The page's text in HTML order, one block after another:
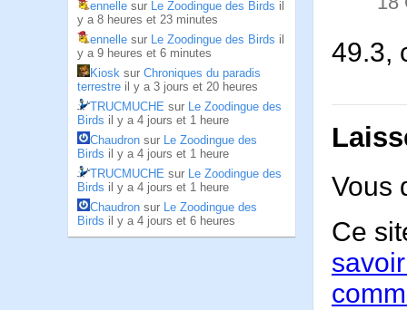
ennelle sur Le Zoodingue des Birds il
y a 8 heures et 23 minutes
ennelle sur Le Zoodingue des Birds il
y a 9 heures et 6 minutes
Kiosk sur Chroniques du paradis
terrestre il y a 3 jours et 20 heures
TRUCMUCHE sur Le Zoodingue des
Birds il y a 4 jours et 1 heure
Chaudron sur Le Zoodingue des
Birds il y a 4 jours et 1 heure
TRUCMUCHE sur Le Zoodingue des
Birds il y a 4 jours et 1 heure
Chaudron sur Le Zoodingue des
Birds il y a 4 jours et 6 heures
49.3,
Vous
Ce